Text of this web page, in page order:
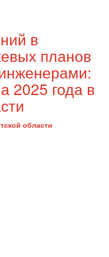
в
планов
2025 года в
области